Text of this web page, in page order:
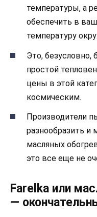
температуры, а
обеспечить в
температуру
Это, безусловно,
простой
цены в этой
космическим.
Производители
разнообразить
масляных
это все еще не
Farelka или
—